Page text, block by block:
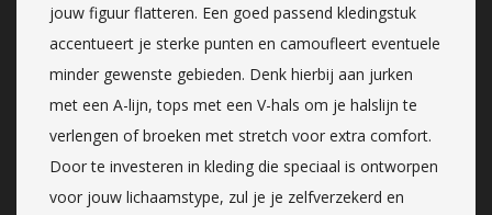
jouw figuur flatteren. Een goed passend kledingstuk
accentueert je sterke punten en camoufleert eventuele
minder gewenste gebieden. Denk hierbij aan jurken
met een A-lijn, tops met een V-hals om je halslijn te
verlengen of broeken met stretch voor extra comfort.
Door te investeren in kleding die speciaal is ontworpen
voor jouw lichaamstype, zul je je zelfverzekerd en